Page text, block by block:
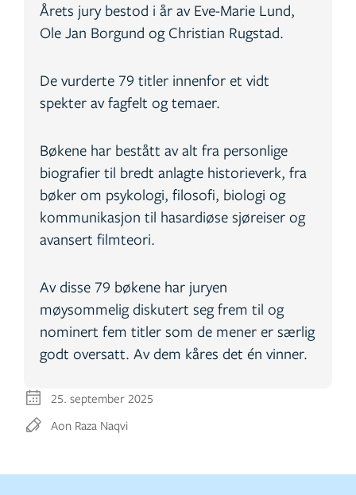
25. september 2025
Aon Raza Naqvi
Årets jury bestod i år av Eve-Marie Lund,
Ole Jan Borgund og Christian Rugstad.
De vurderte 79 titler innenfor et vidt
spekter av fagfelt og temaer.
Bøkene har bestått av alt fra personlige
biografier til bredt anlagte historieverk, fra
bøker om psykologi, filosofi, biologi og
kommunikasjon til hasardiøse sjøreiser og
avansert filmteori.
Av disse 79 bøkene har juryen
møysommelig diskutert seg frem til og
nominert fem titler som de mener er særlig
godt oversatt. Av dem kåres det én vinner.